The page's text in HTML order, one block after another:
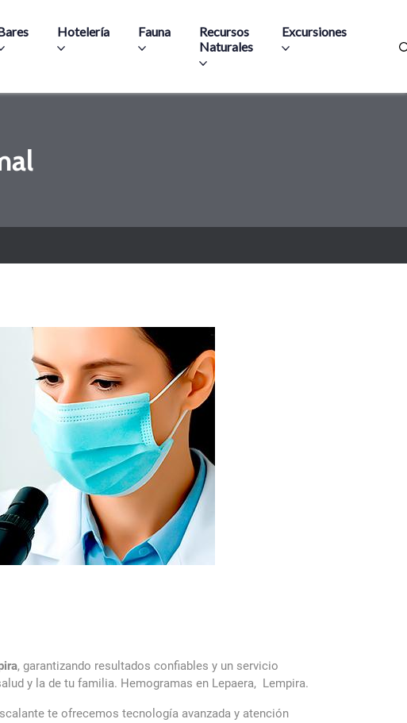
Hotelería Fauna
Recursos
Naturales
Excursiones
, garantizando resultados confiables y un servicio
y la de tu familia. Hemogramas en Lepaera, Lempira.
te ofrecemos tecnología avanzada y atención